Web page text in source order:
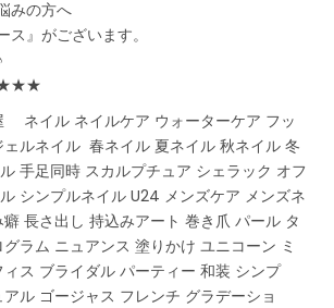
みの方へ
ス』がございます。
イル ネイルケア ウォーターケア フッ
ェルネイル 春ネイル 夏ネイル 秋ネイル 冬
手足同時 スカルプチュア シェラック オフ
シンプルネイル U24 メンズケア メンズネ
長さ出し 持込みアート 巻き爪 パール タ
ラム ニュアンス 塗りかけ ユニコーン ミ
ス ブライダル パーティー 和装 シンプ
ル ゴージャス フレンチ グラデーショ